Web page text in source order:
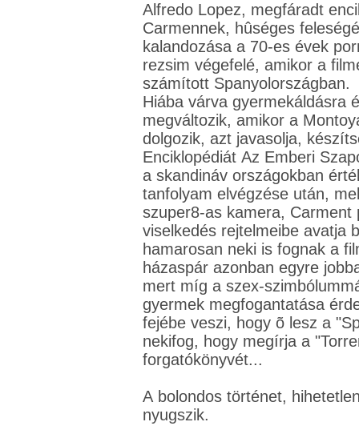
Alfredo Lopez, megfáradt
Carmennek, hûséges
kalandozása a 70-es évek
rezsim végefelé, amikor a
számított Spanyolországban.
Hiába várva gyermekáldásra
megváltozik, amikor a
dolgozik, azt javasolja,
Enciklopédiát Az Emberi
a skandináv országokban
tanfolyam elvégzése után,
szuper8-as kamera, Carment
viselkedés rejtelmeibe avatja
hamarosan neki is fognak a
házaspár azonban egyre
mert míg a szex-
gyermek megfogantatása
fejébe veszi, hogy õ lesz a
nekifog, hogy megírja a
forgatókönyvét...
A bolondos történet,